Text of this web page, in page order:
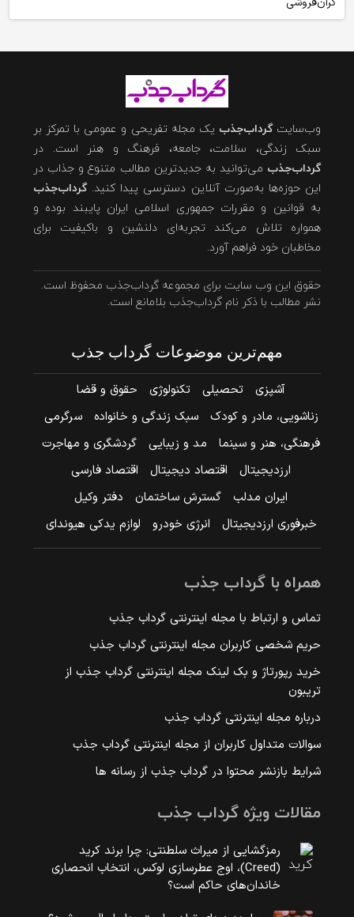
وب‌سایتگرداب‌جذب یک مجله تفریحی و عمومی با تمرکز بر
سبک زندگی، سلامت، جامعه، فرهنگ و هنر است. در
گرداب‌جذب می‌توانید به جدیدترین مطالب متنوع و جذاب در
این حوزه‌ها به‌صورت آنلاین دسترسی پیدا کنید.گرداب‌جذب
به قوانین و مقررات جمهوری اسلامی ایران پایبند بوده و
همواره تلاش می‌کند تجربه‌ای دلنشین و باکیفیت برای
مخاطبان خود فراهم آورد.
حقوق این وب سایت برای مجموعه گرداب‌جذب محفوظ است.
نشر مطالب با ذکر نام گرداب‌جذب بلامانع است.
مهم‌ترین موضوعات گرداب جذب
آشپزی تحصیلی تکنولوژی
حقوق و قضا
زناشویی، مادر و کودک
سبک زندگی و خانواده
سرگرمی
فرهنگی، هنر و سینما
مد و زیبایی
گردشگری و مهاجرت
ارزدیجیتال
اقتصاد دیجیتال
اقتصاد فارسی
ایران مدلب
گسترش ساختمان
دفتر وکیل
خبرفوری ارزدیجیتال
انرژی خودرو لوازم یدکی هیوندای
همراه با گرداب جذب
تماس و ارتباط با مجله اینترنتی گرداب جذب
حریم شخصی کاربران مجله اینترنتی گرداب جذب
خرید رپورتاژ و بک لینک مجله اینترنتی گرداب جذب از
تریبون
درباره مجله اینترنتی گرداب جذب
سوالات متداول کاربران از مجله اینترنتی گرداب جذب
شرایط بازنشر محتوا در گرداب جذب از رسانه ها
مقالات ویژه گرداب جذب
رمزگشایی از میراث سلطنتی: چرا برند کرید
(Creed)، اوج عطرسازی لوکس، انتخاب انحصاری
خاندان‌های حاکم است؟